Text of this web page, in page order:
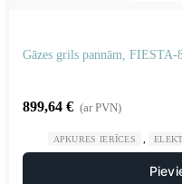
Gāzes grils pannām,
899,64 € (ar PVN)
APKURES IERĪCES